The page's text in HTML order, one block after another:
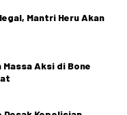
Mantri Heru Akan
Aksi di Bone